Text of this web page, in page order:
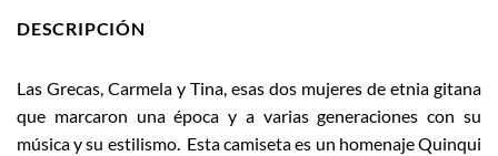
DESCRIPCIÓN
Las Grecas, Carmela y Tina, esas dos mujeres de etnia gitana
que marcaron una época y a varias generaciones con su
música y su estilismo. Esta camiseta es un homenaje Quinqui